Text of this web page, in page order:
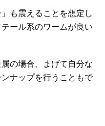
も震えることを想定し
ール系のワームが良い
の場合、まげて自分な
ナップを行うこともで